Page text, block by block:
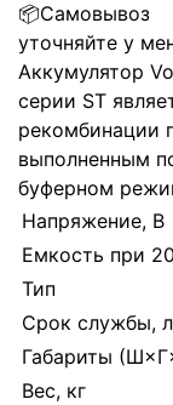
📦Самовывоз
уточняйте у
Аккумулятор
серии ST
рекомбинации
выполненным
буферном
Напряжение, В
Емкость при
Тип
Срок службы,
Габариты
Вес, кг